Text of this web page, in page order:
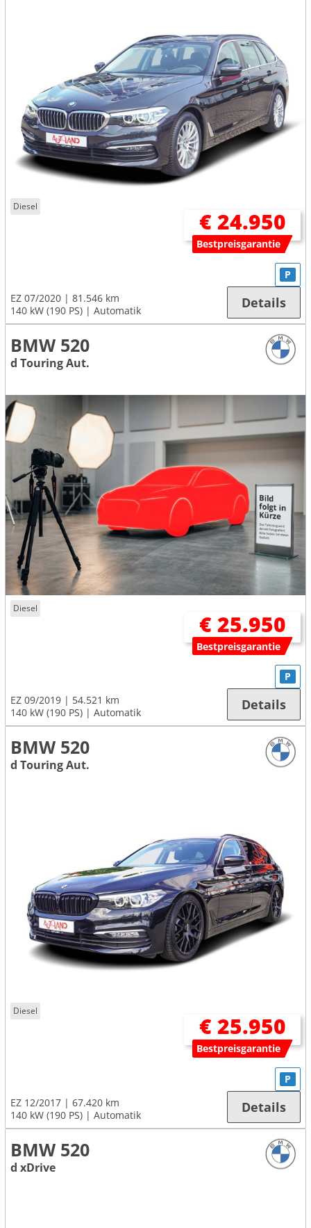
Diesel
€ 24.950
Bestpreisgarantie
EZ 07/2020
81.546 km
140 kW (190 PS)
Automatik
P
Details
BMW 520
d Touring Aut.
Diesel
€ 25.950
Bestpreisgarantie
EZ 09/2019
54.521 km
140 kW (190 PS)
Automatik
P
Details
BMW 520
d Touring Aut.
Diesel
€ 25.950
Bestpreisgarantie
EZ 12/2017
67.420 km
140 kW (190 PS)
Automatik
P
Details
BMW 520
d xDrive